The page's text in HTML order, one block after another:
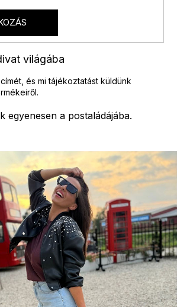
á
l
e
m
i
egyenesen a postaládájába.
világába
és mi tájékoztatást küldünk